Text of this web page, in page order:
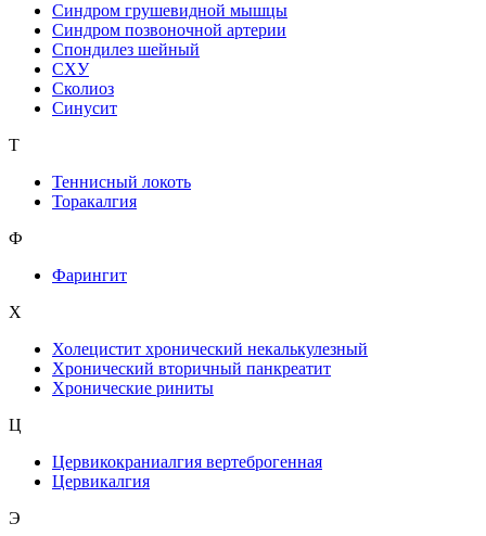
Синдром грушевидной мышцы
Синдром позвоночной артерии
Спондилез шейный
СХУ
Сколиоз
Синусит
Т
Теннисный локоть
Торакалгия
Ф
Фарингит
X
Холецистит хронический некалькулезный
Хронический вторичный панкреатит
Хронические риниты
Ц
Цервикокраниалгия вертеброгенная
Цервикалгия
Э